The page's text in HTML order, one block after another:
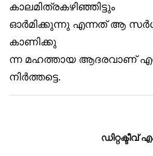
കാലമിത്രകഴിഞ്ഞിട്ടും
ഓർമിക്കുന്നു എന്നത് ആ
കാണിക്കു
ന്ന മഹത്തായ ആദരവാണ്
നിർത്തട്ടെ.
ഡിറ്റക്ടീവ്